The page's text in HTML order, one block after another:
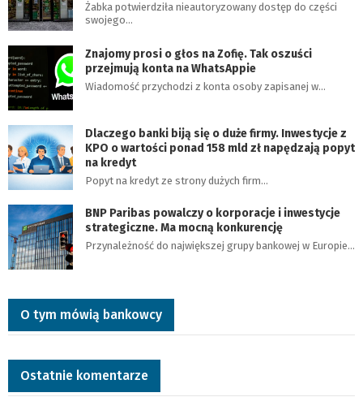
Żabka potwierdziła nieautoryzowany dostęp do części
swojego…
Znajomy prosi o głos na Zofię. Tak oszuści
przejmują konta na WhatsAppie
Wiadomość przychodzi z konta osoby zapisanej w…
Dlaczego banki biją się o duże firmy. Inwestycje z
KPO o wartości ponad 158 mld zł napędzają popyt
na kredyt
Popyt na kredyt ze strony dużych firm…
BNP Paribas powalczy o korporacje i inwestycje
strategiczne. Ma mocną konkurencję
Przynależność do największej grupy bankowej w Europie…
O tym mówią bankowcy
Ostatnie komentarze